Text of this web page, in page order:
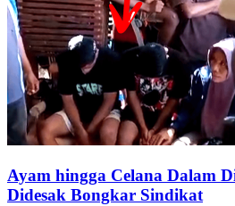
Ayam hingga Celana Dalam
Didesak Bongkar Sindikat